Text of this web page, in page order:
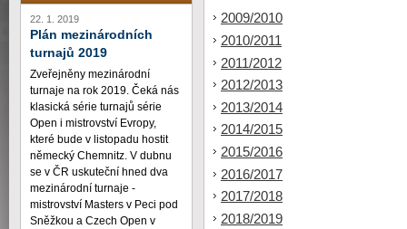
2009/2010
2010/2011
2011/2012
2012/2013
2013/2014
2014/2015
2015/2016
2016/2017
2017/2018
2018/2019
22. 1. 2019
Plán mezinárodních
turnajů 2019
Zveřejněny mezinárodní
turnaje na rok 2019. Čeká nás
klasická série turnajů série
Open i mistrovství Evropy,
které bude v listopadu hostit
německý Chemnitz. V dubnu
se v ČR uskuteční hned dva
mezinárodní turnaje -
mistrovství Masters v Peci pod
Sněžkou a Czech Open v